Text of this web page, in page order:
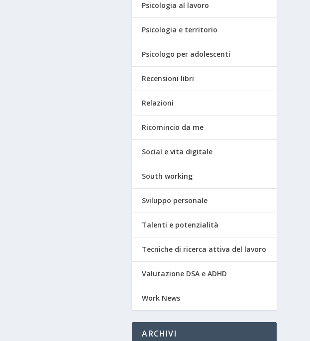
Psicologia al lavoro
Psicologia e territorio
Psicologo per adolescenti
Recensioni libri
Relazioni
Ricomincio da me
Social e vita digitale
South working
Sviluppo personale
Talenti e potenzialità
Tecniche di ricerca attiva del lavoro
Valutazione DSA e ADHD
Work News
ARCHIVI